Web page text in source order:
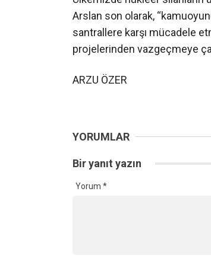
Arslan son olarak,
santrallere karşı mücadele
projelerinden vazgeçmeye
ARZU ÖZER
YORUMLAR
Bir yanıt yazın
Yorum *